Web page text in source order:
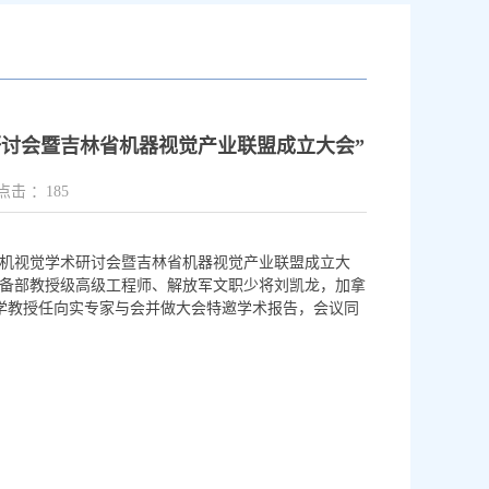
会暨吉林省机器视觉产业联盟成立大会”
击 ： 185
视觉学术研讨会暨吉林省机器视觉产业联盟成立大
部教授级高级工程师、解放军文职少将刘凯龙，加拿
授任向实专家与会并做大会特邀学术报告，会议同